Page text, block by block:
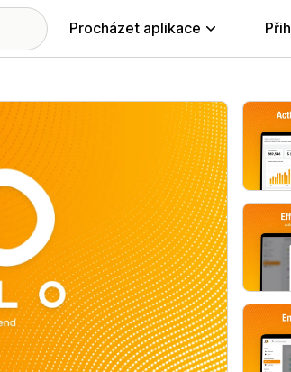
Procházet aplikace